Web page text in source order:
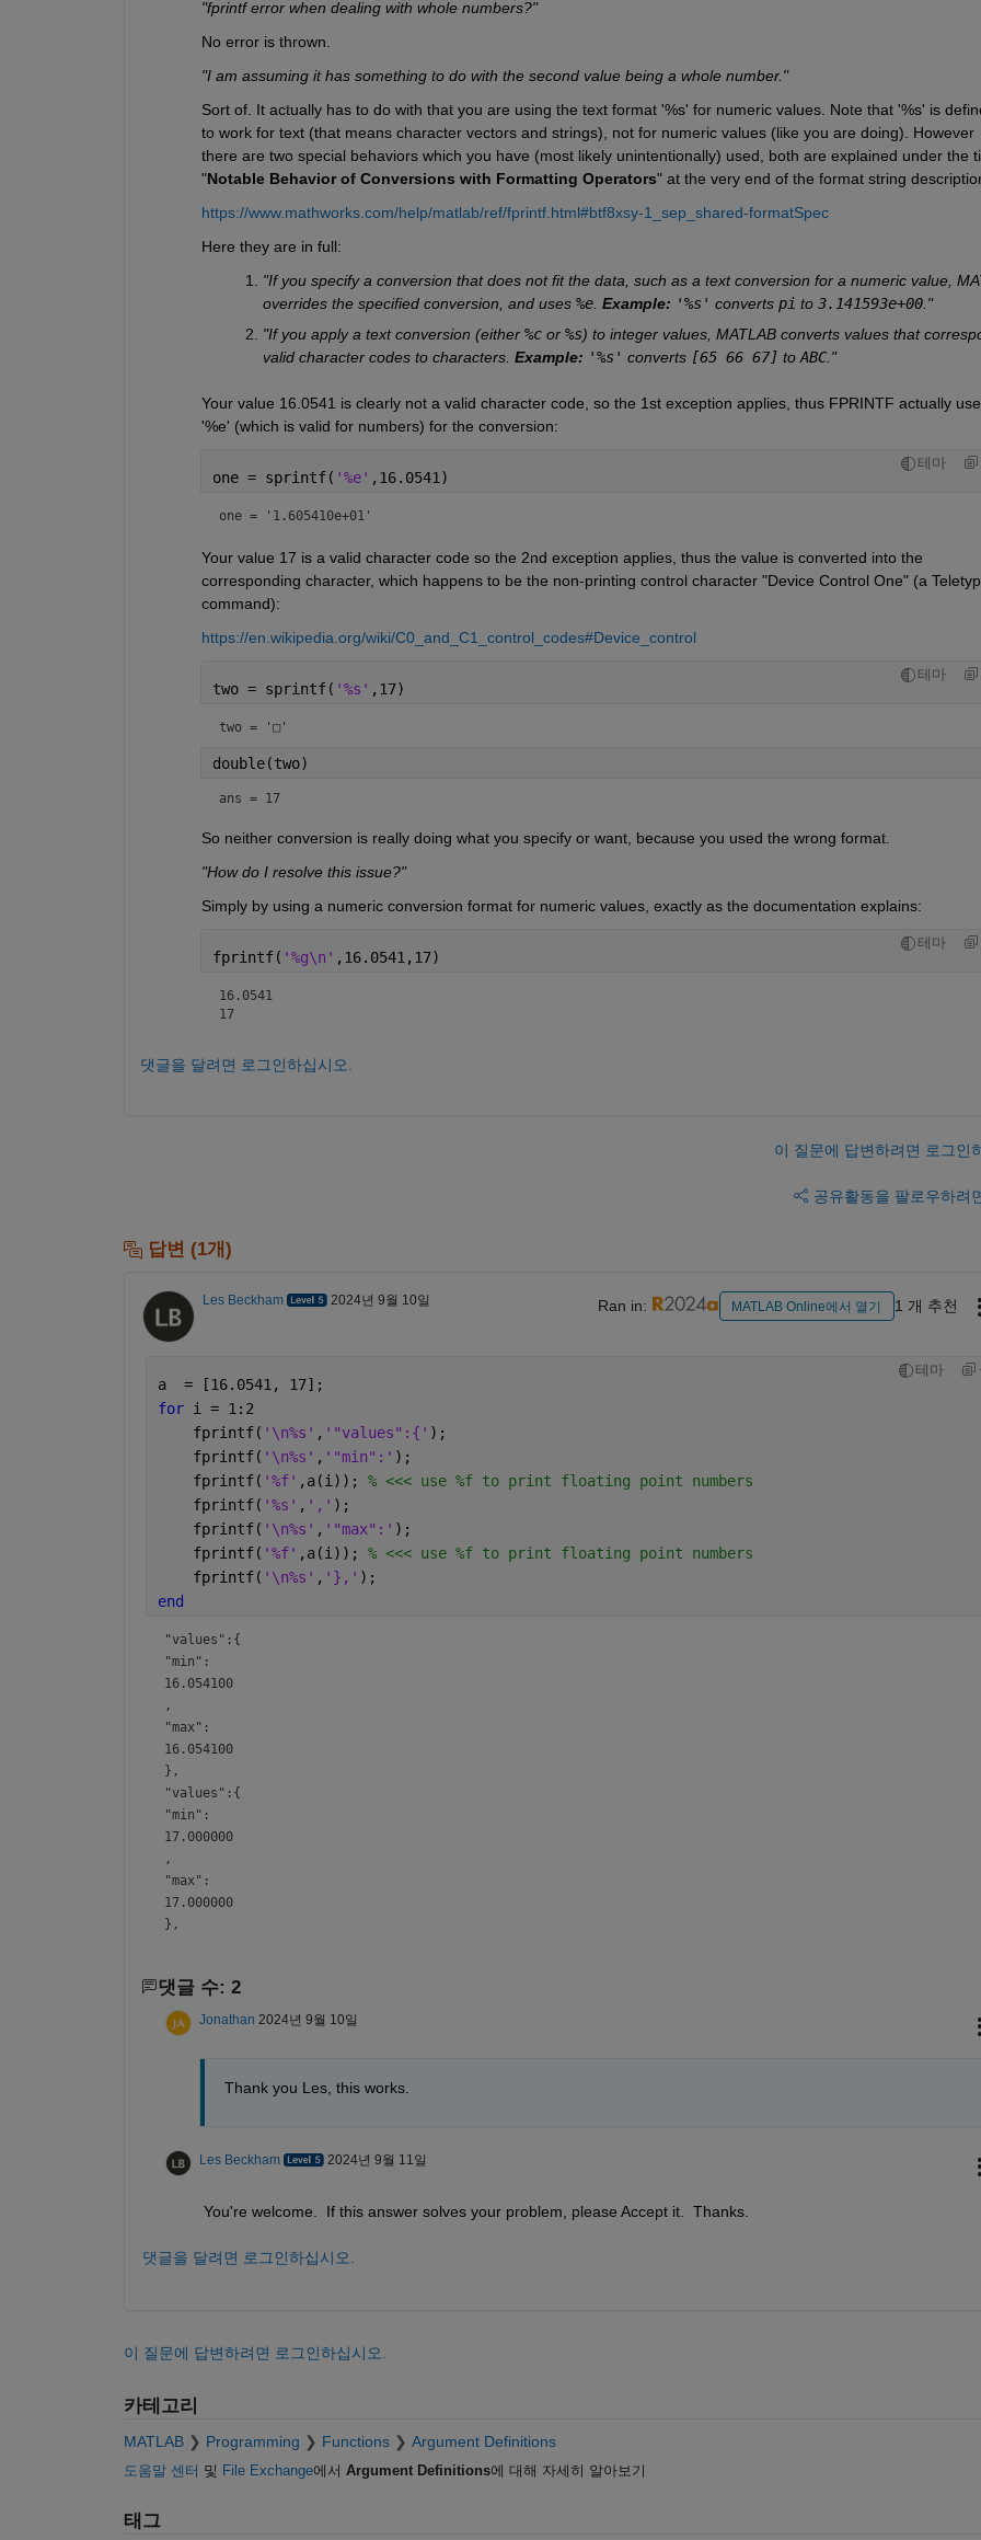
"fprintf error when dealing with whole numbers?"
No error is thrown.
"I am assuming it has something to do with the second value being a whole number."
Sort of. It actually has to do with that you are using the text format '%s' for numeric values. Note that '%s' is
to work for text (that means character vectors and strings), not for numeric values (like you are doing). However
there are two special behaviors which you have (most likely unintentionally) used, both are explained under the
"Notable Behavior of Conversions with Formatting Operators" at the very end of the format string
https://www.mathworks.com/help/matlab/ref/fprintf.html#btf8xsy-1_sep_shared-formatSpec
Here they are in full:
"If you specify a conversion that does not fit the data, such as a text conversion for a numeric value,
overrides the specified conversion, and uses %e. Example: '%s' converts pi to 3.141593e+00."
"If you apply a text conversion (either %c or %s) to integer values, MATLAB converts values that
valid character codes to characters. Example: '%s' converts [65 66 67] to ABC."
Your value 16.0541 is clearly not a valid character code, so the 1st exception applies, thus FPRINTF actually
'%e' (which is valid for numbers) for the conversion:
테마
one = sprintf( '%e' ,16.0541)
one = '1.605410e+01'
Your value 17 is a valid character code so the 2nd exception applies, thus the value is converted into the
corresponding character, which happens to be the non-printing control character "Device Control One" (a
command):
https://en.wikipedia.org/wiki/C0_and_C1_control_codes#Device_control
테마
two = sprintf( '%s' ,17)
two = '□'
double(two)
ans = 17
So neither conversion is really doing what you specify or want, because you used the wrong format.
"How do I resolve this issue?"
Simply by using a numeric conversion format for numeric values, exactly as the documentation explains:
테마
fprintf( '%g\n' ,16.0541,17)
16.0541
17
댓글을 달려면 로그인하십시오.
이 질문에 답변하려면 로그인
공유활동을 팔로우하려
답변 (1개)
Les Beckham 2024년 9월 10일 Ran in: MATLAB Online에서 열기 1 개 추천
테마
a  = [16.0541, 17];
for i = 1:2
    fprintf(
'\n%s' , '"values":{' );
    fprintf(
'\n%s' , '"min":' );
    fprintf(
'%f' ,a(i)); % <<< use %f to print floating point numbers
    fprintf(
'%s' , ',' );
    fprintf(
'\n%s' , '"max":' );
    fprintf(
'%f' ,a(i)); % <<< use %f to print floating point numbers
    fprintf(
'\n%s' , '},' );
end
"values":{
"min":
16.054100
,
"max":
16.054100
},
"values":{
"min":
17.000000
,
"max":
17.000000
},
댓글 수: 2
Jonathan 2024년 9월 10일
Thank you Les, this works.
Les Beckham 2024년 9월 11일
You're welcome.  If this answer solves your problem, please Accept it.  Thanks.
댓글을 달려면 로그인하십시오.
이 질문에 답변하려면 로그인하십시오.
카테고리
MATLAB Programming Functions Argument Definitions
도움말 센터 및 File Exchange에서 Argument Definitions에 대해 자세히 알아보기
태그